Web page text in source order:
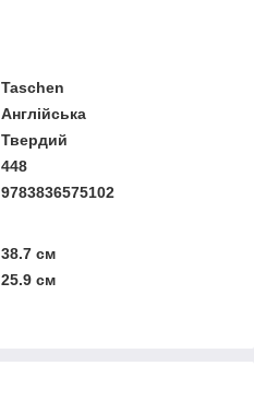
Taschen
Англійська
Твердий
448
9783836575102
38.7 см
25.9 см